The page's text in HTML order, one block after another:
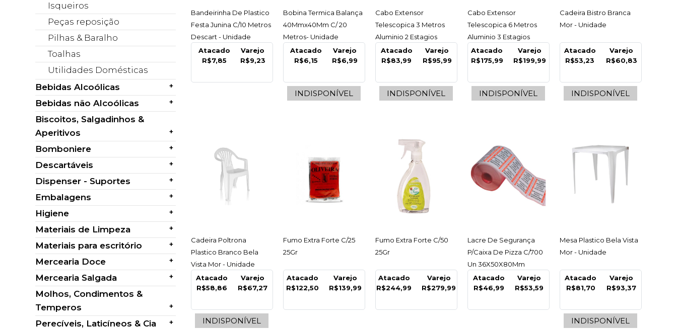
Isqueiros
Peças reposição
Pilhas & Baralho
Toalhas
Utilidades Domésticas
Bebidas Alcoólicas
+
Bebidas não Alcoólicas +
Biscoitos, Salgadinhos &
Aperitivos
+
Bomboniere +
Descartáveis +
Dispenser - Suportes +
Embalagens +
Higiene +
Materiais de Limpeza +
Materiais para escritório +
Mercearia Doce +
Mercearia Salgada +
Molhos, Condimentos &
Temperos
+
Perecíveis, Laticíneos & Cia +
R$9,23
COMPRAR
COMPARAR LISTA DE DESEJO
MAXPRINT
40Mmx40Mm C/ 20
Metros- Unidade
INDISPONÍVEL
R$6,99
ACESSAR
Bandeirinha De Plastico
Festa Junina C/10 Metros
Descart - Unidade
Atacado
R$7,85
Varejo
R$9,23
ACESSAR
Bobina Termica Balança
40Mmx40Mm C/ 20
Metros- Unidade
Atacado
R$6,15
Varejo
R$6,99
INDISPONÍVEL
ACESSAR
Cabo Extensor
Telescopica 3 Metros
Aluminio 2 Estagios
Nobre - Unidade
Atacado
R$83,99
Varejo
R$95,99
INDISPONÍVEL
ACESSAR
Cabo Extensor
Telescopica 6 Metros
Aluminio 3 Estagios
Nobre - Unidade
Atacado
R$175,99
Varejo
R$199,99
INDISPONÍVEL
ACESSAR
Cadeira Bistro Branca
Mor - Unidade
Atacado
R$53,23
Varejo
R$60,83
INDISPONÍVEL
ACESSAR
Cadeira Poltrona
Plastico Branco Bela
Vista Mor - Unidade
Atacado
R$58,86
Varejo
R$67,27
INDISPONÍVEL
ACESSAR
Fumo Extra Forte C/25
25Gr
Atacado
R$122,50
Varejo
R$139,99
ACESSAR
Fumo Extra Forte C/50
25Gr
Atacado
R$244,99
Varejo
R$279,99
ACESSAR
Lacre De Segurança
P/Caixa De Pizza C/700
Un 36X50X80Mm
Descart - Rolo
Atacado
R$46,99
Varejo
R$53,59
ACESSAR
Mesa Plastico Bela Vista
Mor - Unidade
Atacado
R$81,70
Varejo
R$93,37
INDISPONÍVEL